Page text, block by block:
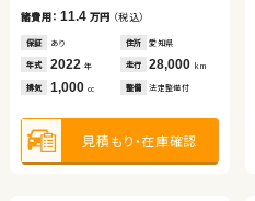
諸費用：11.4 万円 （税込）
保証 あり 住所 愛知県
年式 2022 年 走行 28,000 km
排気 1,000 cc 整備 法定整備付
見積もり・在庫確認
277.7万円
車両本体価格
諸費用：7.6 万円 （税込）
保証 なし 住所 岡山県
排気 2,000cc 整備 法定整備付
諸費用：13.4 万円 （税込）
保証 あり 住所 北海道
年式 2025 年 走行 4,500km
排気 1,500 cc 整備 法定整備付
見積もり・在庫確認